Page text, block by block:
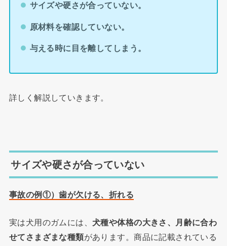
サイズや硬さが合っていない。
原材料を確認していない。
与える時に目を離してしまう。
詳しく解説していきます。
サイズや硬さが合っていない
事故の例①）歯が欠ける、折れる
実は犬用のガムには、 犬種や体格の大きさ、月齢に合わ
せてさまざまな種類があります。商品に記載されている